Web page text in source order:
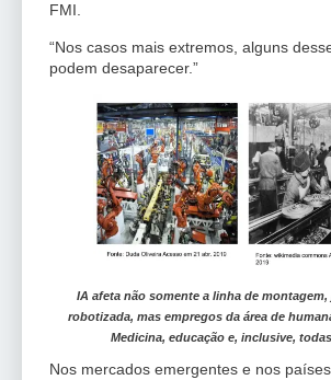
FMI.
“Nos casos mais extremos, alguns
podem desaparecer.”
IA afeta não somente a linha de montagem,
robotizada, mas empregos da área de
Medicina, educação e, inclusive,
Nos mercados emergentes e nos